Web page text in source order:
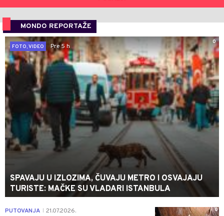
MONDO REPORTAŽE
0
FOTO, VIDEO
Pre 5 h
SPAVAJU U IZLOZIMA, ČUVAJU METRO I OSVAJAJU
TURISTE: MAČKE SU VLADARI ISTANBULA
0
PUTOVANJA 21.07.2026.